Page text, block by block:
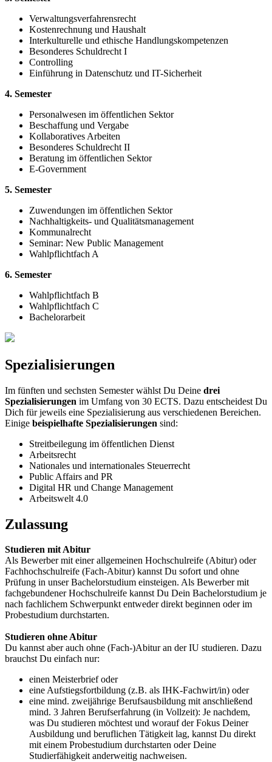
Verwaltungsverfahrensrecht
Kostenrechnung und Haushalt
Interkulturelle und ethische Handlungskompetenzen
Besonderes Schuldrecht I
Controlling
Einführung in Datenschutz und IT-Sicherheit
4. Semester
Personalwesen im öffentlichen Sektor
Beschaffung und Vergabe
Kollaboratives Arbeiten
Besonderes Schuldrecht II
Beratung im öffentlichen Sektor
E-Government
5. Semester
Zuwendungen im öffentlichen Sektor
Nachhaltigkeits- und Qualitätsmanagement
Kommunalrecht
Seminar: New Public Management
Wahlpflichtfach A
6. Semester
Wahlpflichtfach B
Wahlpflichtfach C
Bachelorarbeit
Spezialisierungen
Im fünften und sechsten Semester wählst Du Deine drei
Spezialisierungen im Umfang von 30 ECTS. Dazu entscheidest Du
Dich für jeweils eine Spezialisierung aus verschiedenen Bereichen.
Einige beispielhafte Spezialisierungen sind:
Streitbeilegung im öffentlichen Dienst
Arbeitsrecht
Nationales und internationales Steuerrecht
Public Affairs and PR
Digital HR und Change Management
Arbeitswelt 4.0
Zulassung
Studieren mit Abitur
Als Bewerber mit einer allgemeinen Hochschulreife (Abitur) oder
Fachhochschulreife (Fach-Abitur) kannst Du sofort und ohne
Prüfung in unser Bachelorstudium einsteigen. Als Bewerber mit
fachgebundener Hochschulreife kannst Du Dein Bachelorstudium je
nach fachlichem Schwerpunkt entweder direkt beginnen oder im
Probestudium durchstarten.
Studieren ohne Abitur
Du kannst aber auch ohne (Fach-)Abitur an der IU studieren. Dazu
brauchst Du einfach nur:
einen Meisterbrief oder
eine Aufstiegsfortbildung (z.B. als IHK-Fachwirt/in) oder
eine mind. zweijährige Berufsausbildung mit anschließend
mind. 3 Jahren Berufserfahrung (in Vollzeit): Je nachdem,
was Du studieren möchtest und worauf der Fokus Deiner
Ausbildung und beruflichen Tätigkeit lag, kannst Du direkt
mit einem Probestudium durchstarten oder Deine
Studierfähigkeit anderweitig nachweisen.